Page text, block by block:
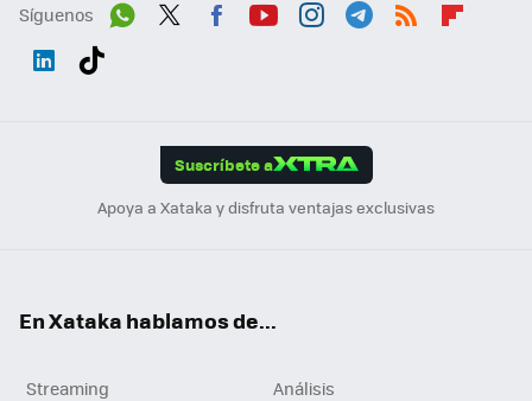
Síguenos
Suscríbete a
Apoya a Xataka y disfruta ventajas exclusivas
En Xataka hablamos de...
Streaming
Análisis